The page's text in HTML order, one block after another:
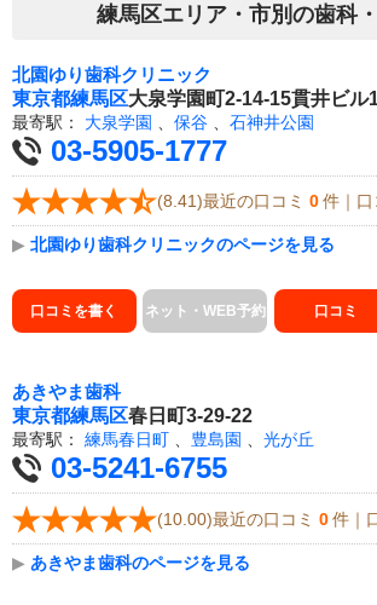
練馬区エリア・市別の歯科
北園ゆり歯科クリニック
東京都練馬区大泉学園町2-14-15貫井ビル
最寄駅： 大泉学園 保谷 石神井公園
03-5905-1777
(8.41)最近の口コミ 0 件｜口
▶ 北園ゆり歯科クリニックのページを見る
口コミを書く ネット・WEB予約 口コミ
あきやま歯科
東京都練馬区春日町3-29-22
最寄駅： 練馬春日町 、 豊島園 、 光が丘
03-5241-6755
(10.00)最近の口コミ 0 件｜
▶ あきやま歯科のページを見る